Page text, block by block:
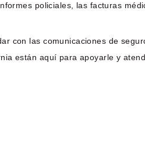
policiales, las facturas
con las comunicaciones de
están aquí para apoyarle y